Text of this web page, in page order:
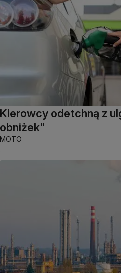
Kierowcy odetchną z
obniżek"
MOTO